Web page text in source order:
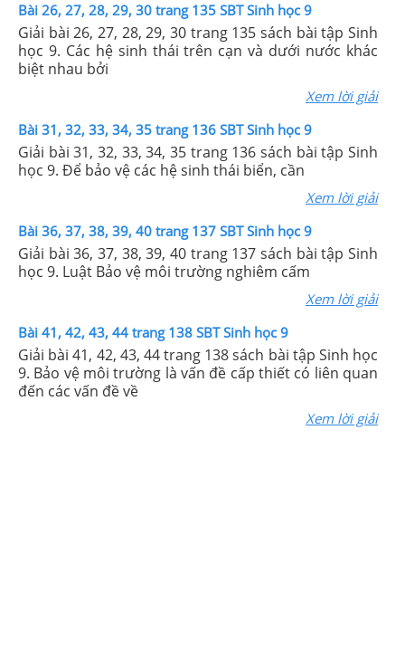
Bài 26, 27, 28, 29, 30 trang 135 SBT Sinh học 9
Giải bài 26, 27, 28, 29, 30 trang 135 sách bài tập Sinh
học 9. Các hệ sinh thái trên cạn và dưới nước khác
biệt nhau bởi
Xem lời giải
Bài 31, 32, 33, 34, 35 trang 136 SBT Sinh học 9
Giải bài 31, 32, 33, 34, 35 trang 136 sách bài tập Sinh
học 9. Để bảo vệ các hệ sinh thái biển, cần
Xem lời giải
Bài 36, 37, 38, 39, 40 trang 137 SBT Sinh học 9
Giải bài 36, 37, 38, 39, 40 trang 137 sách bài tập Sinh
học 9. Luật Bảo vệ môi trường nghiêm cấm
Xem lời giải
Bài 41, 42, 43, 44 trang 138 SBT Sinh học 9
Giải bài 41, 42, 43, 44 trang 138 sách bài tập Sinh học
9. Bảo vệ môi trường là vấn đề cấp thiết có liên quan
đến các vấn đề về
Xem lời giải